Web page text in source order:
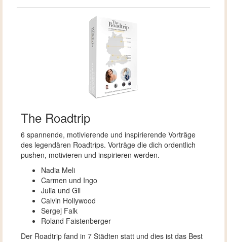
The Roadtrip
6 spannende, motivierende und inspirierende Vorträge
des legendären Roadtrips. Vorträge die dich ordentlich
pushen, motivieren und inspirieren werden.
Nadia Meli
Carmen und Ingo
Julia und Gil
Calvin Hollywood
Sergej Falk
Roland Faistenberger
Der Roadtrip fand in 7 Städten statt und dies ist das Best